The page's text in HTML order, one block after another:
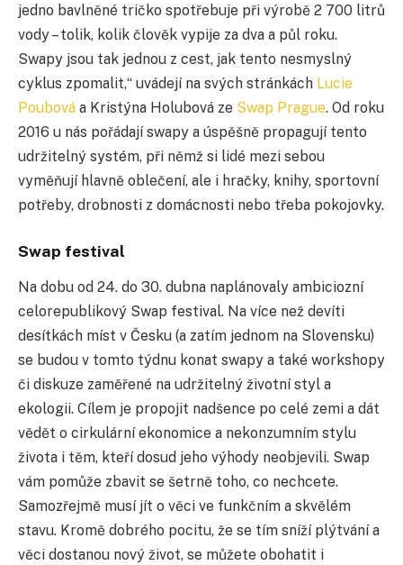
jedno bavlněné tričko spotřebuje při výrobě 2 700 litrů
vody – tolik, kolik člověk vypije za dva a půl roku.
Swapy jsou tak jednou z cest, jak tento nesmyslný
cyklus zpomalit,“ uvádejí na svých stránkách Lucie
Poubová a Kristýna Holubová ze Swap Prague. Od roku
2016 u nás pořádají swapy a úspěšně propagují tento
udržitelný systém, při němž si lidé mezi sebou
vyměňují hlavně oblečení, ale i hračky, knihy, sportovní
potřeby, drobnosti z domácnosti nebo třeba pokojovky.
Swap festival
Na dobu od 24. do 30. dubna naplánovaly ambiciozní
celorepublikový Swap festival. Na více než devíti
desítkách míst v Česku (a zatím jednom na Slovensku)
se budou v tomto týdnu konat swapy a také workshopy
či diskuze zaměřené na udržitelný životní styl a
ekologii. Cílem je propojit nadšence po celé zemi a dát
vědět o cirkulární ekonomice a nekonzumním stylu
života i těm, kteří dosud jeho výhody neobjevili. Swap
vám pomůže zbavit se šetrně toho, co nechcete.
Samozřejmě musí jít o věci ve funkčním a skvělém
stavu. Kromě dobrého pocitu, že se tím sníží plýtvání a
věci dostanou nový život, se můžete obohatit i